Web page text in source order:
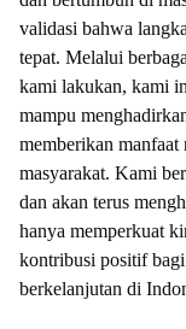
validasi bahwa
tepat. Melalui
kami lakukan, kami
mampu
memberikan
masyarakat. Kami
dan akan terus
hanya memperkuat
kontribusi positif
berkelanjutan di